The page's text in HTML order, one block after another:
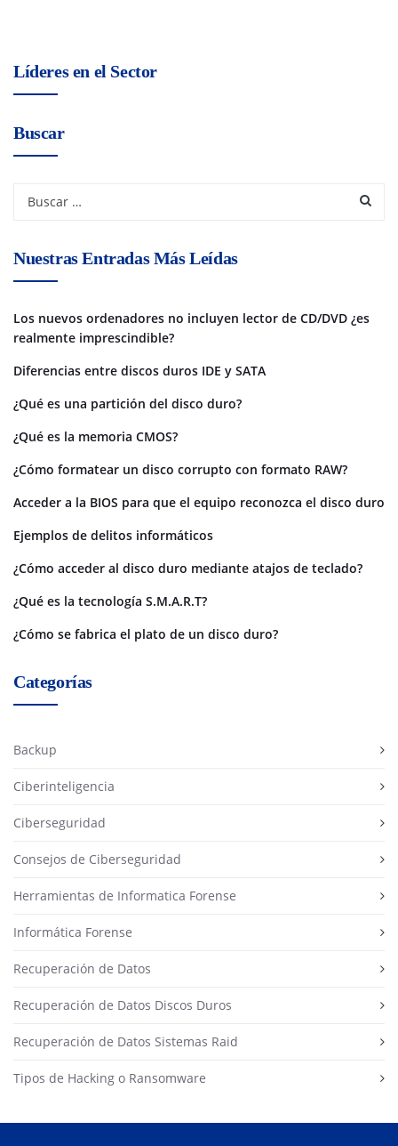
Líderes en el Sector
Buscar
Nuestras Entradas Más Leídas
Los nuevos ordenadores no incluyen lector de CD/DVD ¿es
realmente imprescindible?
Diferencias entre discos duros IDE y SATA
¿Qué es una partición del disco duro?
¿Qué es la memoria CMOS?
¿Cómo formatear un disco corrupto con formato RAW?
Acceder a la BIOS para que el equipo reconozca el disco duro
Ejemplos de delitos informáticos
¿Cómo acceder al disco duro mediante atajos de teclado?
¿Qué es la tecnología S.M.A.R.T?
¿Cómo se fabrica el plato de un disco duro?
Categorías
Backup
Ciberinteligencia
Ciberseguridad
Consejos de Ciberseguridad
Herramientas de Informatica Forense
Informática Forense
Recuperación de Datos
Recuperación de Datos Discos Duros
Recuperación de Datos Sistemas Raid
Tipos de Hacking o Ransomware